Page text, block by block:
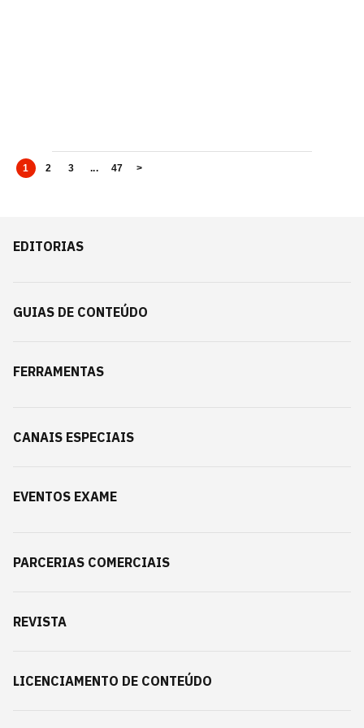
1 2 3 ... 47 >
EDITORIAS
GUIAS DE CONTEÚDO
FERRAMENTAS
CANAIS ESPECIAIS
EVENTOS EXAME
PARCERIAS COMERCIAIS
REVISTA
LICENCIAMENTO DE CONTEÚDO